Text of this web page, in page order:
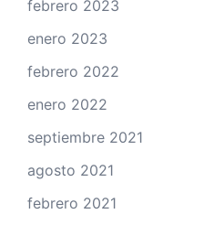
febrero 2023
enero 2023
febrero 2022
enero 2022
septiembre 2021
agosto 2021
febrero 2021